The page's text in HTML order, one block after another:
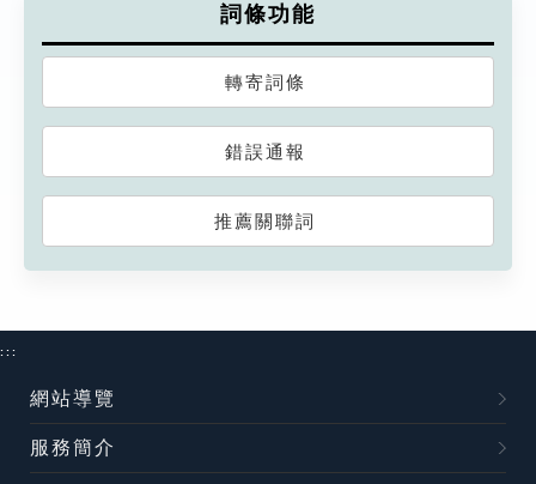
詞條功能
轉寄詞條
錯誤通報
推薦關聯詞
:::
網站導覽
服務簡介